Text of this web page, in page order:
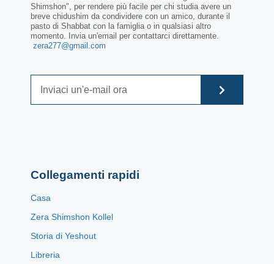
Shimshon", per rendere più facile per chi studia avere un
breve chidushim da condividere con un amico, durante il
pasto di Shabbat con la famiglia o in qualsiasi altro
momento. Invia un'email per contattarci direttamente.
zera277@gmail.com
Collegamenti rapidi
Casa
Zera Shimshon Kollel
Storia di Yeshout
Libreria